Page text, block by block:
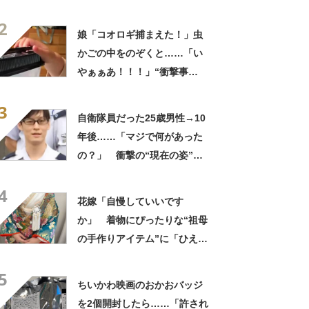
娘「コオロギ捕まえた！」虫
かごの中をのぞくと……「い
やぁぁあ！！！」“衝撃事
自衛隊員だった25歳男性→10
年後……「マジで何があった
の？」 衝撃の“現在の姿”が
花嫁「自慢していいです
か」 着物にぴったりな“祖母
の手作りアイテム”に「ひえ
ちいかわ映画のおかおバッジ
を2個開封したら……「許され